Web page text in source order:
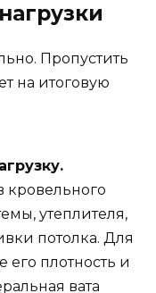
Пропустить
на итоговую
кровельного
утеплителя,
потолка. Для
его плотность и
вата